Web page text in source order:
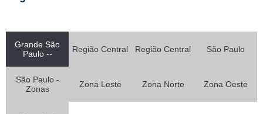
Grande São
Paulo --
Região Central Região Central São Paulo
São Paulo -
Zonas
Zona Leste Zona Norte Zona Oeste